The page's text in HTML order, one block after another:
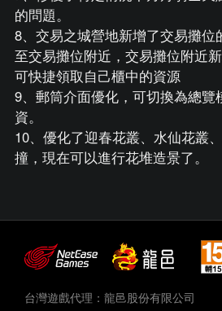
的問題。
8、交易之城營地新增了交易攤位
至交易攤位附近，交易攤位附近
可快捷領取自己櫃中的資源
9、郵筒介面優化，可切換為總覽
資。
10、優化了迎春花叢、水仙花叢
撞，現在可以進行花堆造景了。
台灣遊戲代理：龍邑股份有限公司